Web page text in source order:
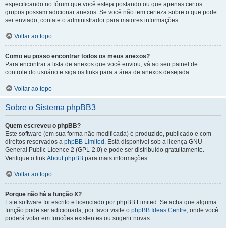
especificando no fórum que você esteja postando ou que apenas certos
grupos possam adicionar anexos. Se você não tem certeza sobre o que pode
ser enviado, contate o administrador para maiores informações.
Voltar ao topo
Como eu posso encontrar todos os meus anexos?
Para encontrar a lista de anexos que você enviou, vá ao seu painel de
controle do usuário e siga os links para a área de anexos desejada.
Voltar ao topo
Sobre o Sistema phpBB3
Quem escreveu o phpBB?
Este software (em sua forma não modificada) é produzido, publicado e com
direitos reservados a phpBB Limited . Está disponível sob a licença GNU
General Public Licence 2 (GPL-2.0) e pode ser distribuído gratuitamente.
Verifique o link About phpBB para mais informações.
Voltar ao topo
Porque não há a função X?
Este software foi escrito e licenciado por phpBB Limited. Se acha que alguma
função pode ser adicionada, por favor visite o phpBB Ideas Centre, onde você
poderá votar em funcões existentes ou sugerir novas.